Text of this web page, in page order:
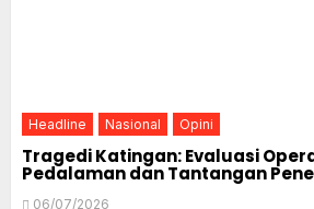
Headline Nasional Opini
Tragedi Katingan: Evaluasi
Pedalaman dan Tantangan
06/07/2026